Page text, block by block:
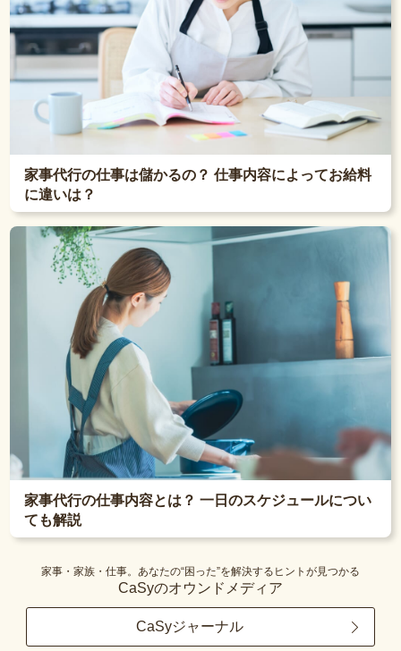
家事代行の仕事は儲かるの？ 仕事内容によってお給料
に違いは？
家事代行の仕事内容とは？ 一日のスケジュールについ
ても解説
家事・家族・仕事。あなたの“困った”を解決するヒントが見つかる
CaSyのオウンドメディア
CaSyジャーナル